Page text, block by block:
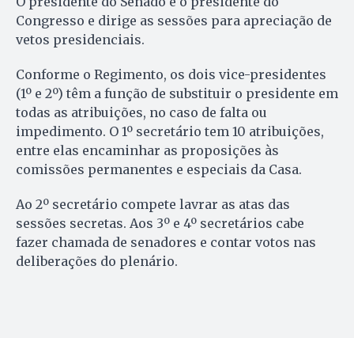
Congresso e dirige as sessões para apreciação de
vetos presidenciais.
Conforme o Regimento, os dois vice-presidentes
(1º e 2º) têm a função de substituir o presidente em
todas as atribuições, no caso de falta ou
impedimento. O 1º secretário tem 10 atribuições,
entre elas encaminhar as proposições às
comissões permanentes e especiais da Casa.
Ao 2º secretário compete lavrar as atas das
sessões secretas. Aos 3º e 4º secretários cabe
fazer chamada de senadores e contar votos nas
deliberações do plenário.